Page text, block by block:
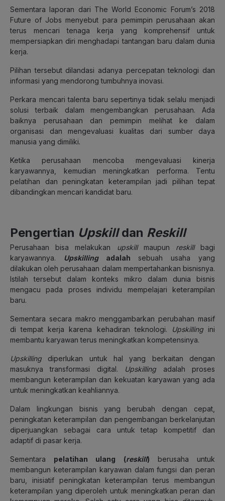
Sementara laporan dari The World Economic Forum’s 2018
Future of Jobs menyebut para pemimpin perusahaan akan
terus mencari tenaga kerja yang komprehensif untuk
mempersiapkan diri menghadapi tantangan baru dalam dunia
kerja.
Pilihan tersebut dilandasi adanya percepatan teknologi dan
informasi yang mendorong tumbuhnya inovasi.
Perkara mencari talenta baru sepertinya tidak selalu menjadi
solusi terbaik dalam mengembangkan perusahaan. Ada
baiknya perusahaan dan pemimpin melihat ke dalam
organisasi dan mengevaluasi kualitas dari sumber daya
manusia yang dimiliki.
Ketika perusahaan mencoba mengevaluasi kinerja
karyawannya, kemudian meningkatkan performa. Tentu
pelatihan dan peningkatan keterampilan jadi pilihan tepat
dibandingkan mencari kandidat baru.
Pengertian Upskilldan Reskill
Perusahaan bisa melakukan upskillmaupun reskillbagi
karyawannya. Upskillingadalah sebuah usaha yang
dilakukan oleh perusahaan dalam mempertahankan bisnisnya.
Istilah tersebut dalam konteks mikro dalam dunia bisnis
mengacu pada proses individu mempelajari keterampilan
baru.
Sementara secara makro menggambarkan perubahan masif
di tempat kerja karena kehadiran teknologi.
Upskillingini
membantu karyawan terus meningkatkan kompetensinya.
Upskilling diperlukan untuk hal yang berkaitan dengan
masuknya transformasi digital.
Upskilling adalah proses
membangun keterampilan dan kekuatan karyawan yang ada
untuk meningkatkan keahliannya.
Dalam lingkungan bisnis yang berubah dengan cepat,
peningkatan keterampilan dan pengembangan berkelanjutan
diperjuangkan sebagai cara untuk tetap kompetitif dan
adaptif di pasar kerja.
Sementara pelatihan ulang (reskill) berusaha untuk
membangun keterampilan karyawan dalam fungsi dan peran
baru, inisiatif peningkatan keterampilan terus membangun
keterampilan yang diperoleh untuk meningkatkan peran dan